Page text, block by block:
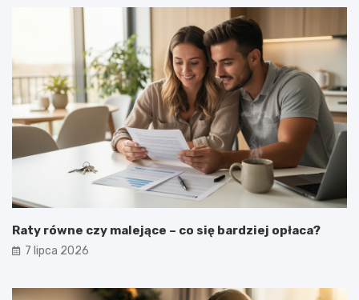
Raty równe czy malejące – co się bardziej opłaca?
7 lipca 2026